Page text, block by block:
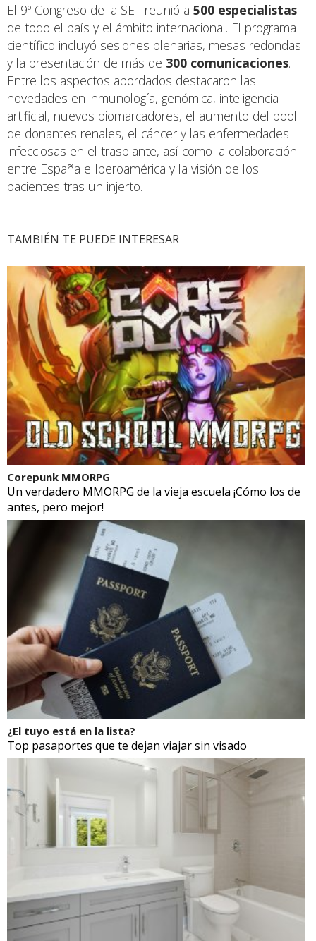
El 9º Congreso de la SET reunió a 500 especialistas
de todo el país y el ámbito internacional. El programa
científico incluyó sesiones plenarias, mesas redondas
y la presentación de más de 300 comunicaciones.
Entre los aspectos abordados destacaron las
novedades en inmunología, genómica, inteligencia
artificial, nuevos biomarcadores, el aumento del pool
de donantes renales, el cáncer y las enfermedades
infecciosas en el trasplante, así como la colaboración
entre España e Iberoamérica y la visión de los
pacientes tras un injerto.
TAMBIÉN TE PUEDE INTERESAR
Corepunk MMORPG
Un verdadero MMORPG de la vieja escuela ¡Cómo los de
antes, pero mejor!
¿El tuyo está en la lista?
Top pasaportes que te dejan viajar sin visado